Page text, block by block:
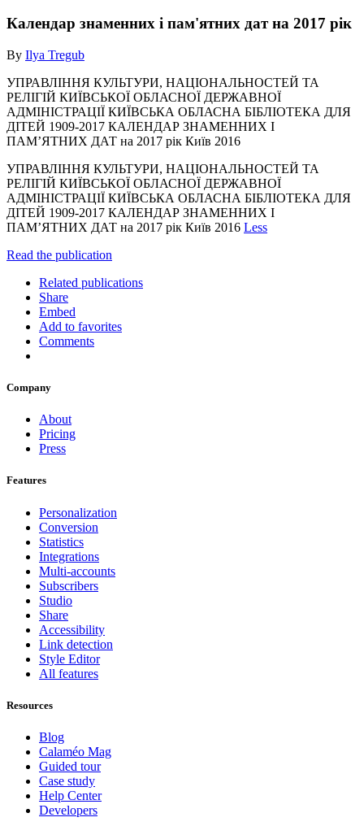
Календар знаменних і пам'ятних дат на 2017 рік
By Ilya Tregub
УПРАВЛІННЯ КУЛЬТУРИ, НАЦІОНАЛЬНОСТЕЙ ТА
РЕЛІГІЙ КИЇВСЬКОЇ ОБЛАСНОЇ ДЕРЖАВНОЇ
АДМІНІСТРАЦІЇ КИЇВСЬКА ОБЛАСНА БІБЛІОТЕКА ДЛЯ
ДІТЕЙ 1909-2017 КАЛЕНДАР ЗНАМЕННИХ І
ПАМ’ЯТНИХ ДАТ на 2017 рік Київ 2016
УПРАВЛІННЯ КУЛЬТУРИ, НАЦІОНАЛЬНОСТЕЙ ТА
РЕЛІГІЙ КИЇВСЬКОЇ ОБЛАСНОЇ ДЕРЖАВНОЇ
АДМІНІСТРАЦІЇ КИЇВСЬКА ОБЛАСНА БІБЛІОТЕКА ДЛЯ
ДІТЕЙ 1909-2017 КАЛЕНДАР ЗНАМЕННИХ І
ПАМ’ЯТНИХ ДАТ на 2017 рік Київ 2016 Less
Read the publication
Related publications
Share
Embed
Add to favorites
Comments
Company
About
Pricing
Press
Features
Personalization
Conversion
Statistics
Integrations
Multi-accounts
Subscribers
Studio
Share
Accessibility
Link detection
Style Editor
All features
Resources
Blog
Calaméo Mag
Guided tour
Case study
Help Center
Developers